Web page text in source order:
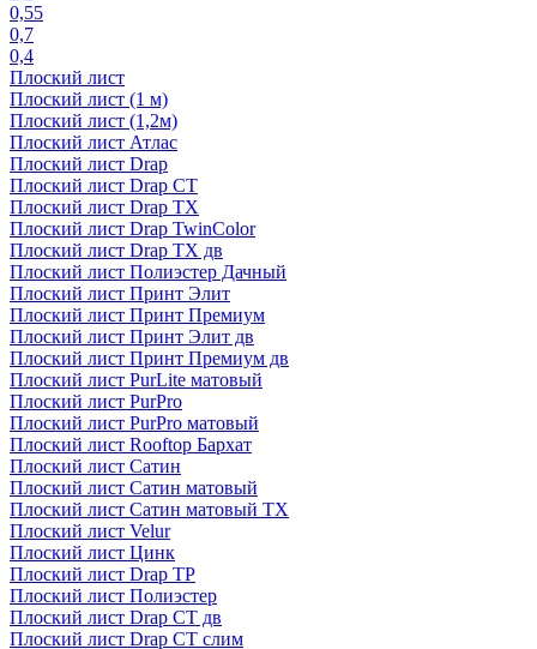
0,55
0,7
0,4
Плоский лист
Плоский лист (1 м)
Плоский лист (1,2м)
Плоский лист Атлас
Плоский лист Drap
Плоский лист Drap СТ
Плоский лист Drap TX
Плоский лист Drap TwinColor
Плоский лист Drap ТХ дв
Плоский лист Полиэстер Дачный
Плоский лист Принт Элит
Плоский лист Принт Премиум
Плоский лист Принт Элит дв
Плоский лист Принт Премиум дв
Плоский лист PurLite матовый
Плоский лист PurPro
Плоский лист PurPro матовый
Плоский лист Rooftop Бархат
Плоский лист Сатин
Плоский лист Сатин матовый
Плоский лист Сатин матовый TX
Плоский лист Velur
Плоский лист Цинк
Плоский лист Drap ТР
Плоский лист Полиэстер
Плоский лист Drap СТ дв
Плоский лист Drap СТ слим